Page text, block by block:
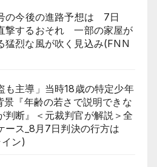
の今後の進路予想は 7日
撃するおそれ 一部の家屋が
猛烈な風が吹く見込み(FNN
も主導」当時18歳の特定少年
景『年齢の若さで説明できな
判断』＜元裁判官が解説＞全
ース_8月7日判決の行方は
ン)